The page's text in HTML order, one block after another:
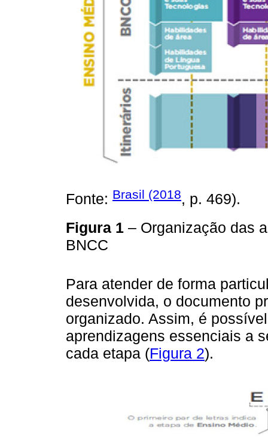
Fonte: Brasil (2018, p. 469).
Figura 1 – Organização das
BNCC
Para atender de forma
desenvolvida, o documento
organizado. Assim, é
aprendizagens essenciais a
cada etapa (Figura 2).